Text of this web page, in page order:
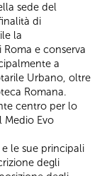
sede del
di
la
e conserva
a
Urbano, oltre
Romana.
centro per lo
Medio Evo
le sue principali
degli